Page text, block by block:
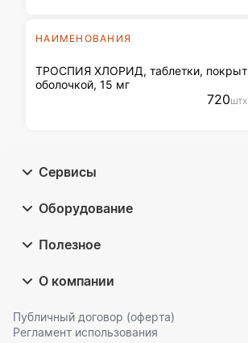
НАИМЕНОВАНИЯ
ТРОСПИЯ ХЛОРИД, таблетки,
оболочкой, 15 мг
720штx
Сервисы
Оборудование
Полезное
О компании
Публичный договор (оферта)
Регламент использования